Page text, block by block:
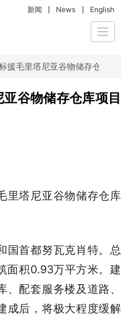
新闻 News English
援毛里塔尼亚谷物储存仓库项
谷物储存仓库项目
里塔尼亚谷物储存仓库
国首都努瓦克肖特。总
面积0.93万平方米。建
配套服务楼及道路、
成后，将极大程度缓解